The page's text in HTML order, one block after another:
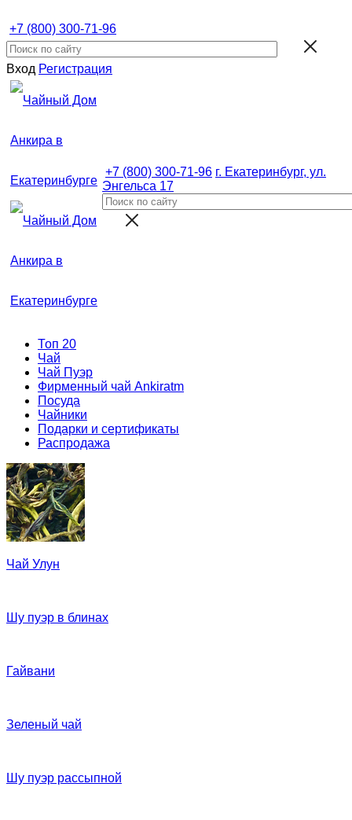
+7 (800) 300-71-96
Вход Регистрация
+7 (800) 300-71-96 г. Екатеринбург, ул.
Энгельса 17
Топ 20
Чай
Чай Пуэр
Фирменный чай Ankiratm
Посуда
Чайники
Подарки и сертификаты
Распродажа
Чай Улун
Шу пуэр в блинах
Гайвани
Зеленый чай
Шу пуэр рассыпной